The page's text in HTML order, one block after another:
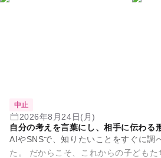
中止
2026年8月24日(月)
自分の考えを言葉にし、相手に伝わる
AIやSNSで、知りたいことをすぐに調
た。 だからこそ、これからの子ども